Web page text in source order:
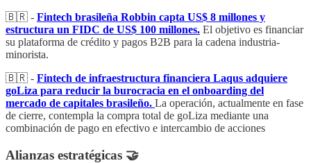
🇧🇷 - Fintech brasileña Robbin capta US$ 8 millones y
estructura un FIDC de US$ 100 millones. El objetivo es financiar
su plataforma de crédito y pagos B2B para la cadena industria-
minorista.
🇧🇷 - Fintech de infraestructura financiera Laqus adquiere
goLiza para reducir la burocracia en el onboarding del
mercado de capitales brasileño. La operación, actualmente en fase
de cierre, contempla la compra total de goLiza mediante una
combinación de pago en efectivo e intercambio de acciones
Alianzas estratégicas 🤝